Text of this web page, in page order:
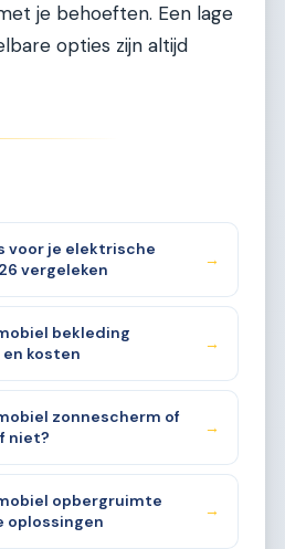
je behoeften. Een lage
opties zijn altijd
voor je elektrische
vergeleken
→
bekleding
kosten
→
zonnescherm of
niet?
→
opbergruimte
oplossingen
→